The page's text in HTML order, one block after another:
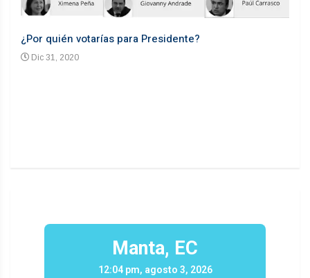
¿Por quién votarías para Presidente?
Dic 31, 2020
Manta, EC
12:04 pm, agosto 3, 2026